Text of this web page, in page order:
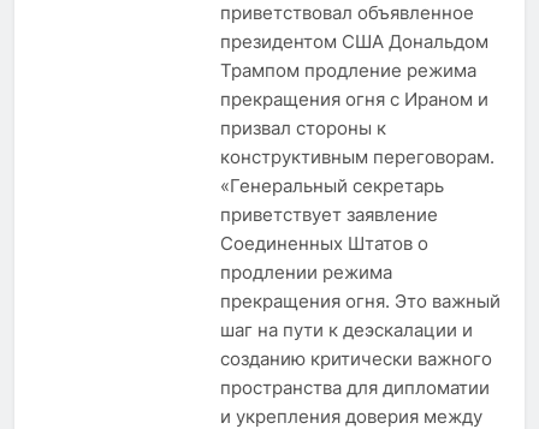
приветствовал объявленное
президентом США Дональдом
Трампом продление режима
прекращения огня с Ираном и
призвал стороны к
конструктивным переговорам.
«Генеральный секретарь
приветствует заявление
Соединенных Штатов о
продлении режима
прекращения огня. Это важный
шаг на пути к деэскалации и
созданию критически важного
пространства для дипломатии
и укрепления доверия между